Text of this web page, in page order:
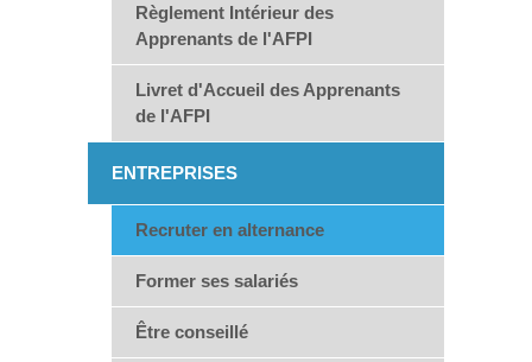
Règlement Intérieur des
Apprenants de l'AFPI
Livret d'Accueil des Apprenants
de l'AFPI
ENTREPRISES
Recruter en alternance
Former ses salariés
Être conseillé